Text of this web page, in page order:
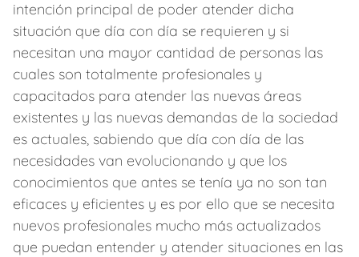
intención principal de poder atender dicha
situación que día con día se requieren y si
necesitan una mayor cantidad de personas las
cuales son totalmente profesionales y
capacitados para atender las nuevas áreas
existentes y las nuevas demandas de la sociedad
es actuales, sabiendo que día con día de las
necesidades van evolucionando y que los
conocimientos que antes se tenía ya no son tan
eficaces y eficientes y es por ello que se necesita
nuevos profesionales mucho más actualizados
que puedan entender y atender situaciones en las